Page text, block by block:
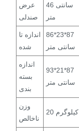
عرض
صندلی
46 سانتی
متر
اندازه تا
شده
86*23*87
سانتی متر
اندازه
بسته
بندی
93*21*87
سانتی متر
وزن
ناخالص
20 کیلوگرم